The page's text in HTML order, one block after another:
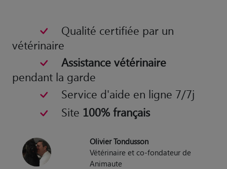
Qualité certifiée par un
vétérinaire
Assistance vétérinaire
pendant la garde
Service d'aide en ligne 7/7j
Site 100% français
Olivier Tondusson
Vétérinaire et co-fondateur de
Animaute